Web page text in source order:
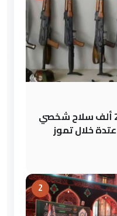
الداخلية: تسجيل أكثر من 20 ألف سلاح شخصي
خلال تموز
2